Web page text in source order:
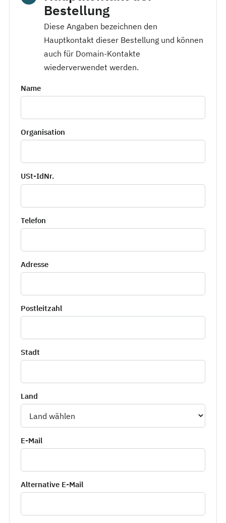
Bestellung
Diese Angaben bezeichnen den
Hauptkontakt dieser Bestellung und können
auch für Domain-Kontakte
wiederverwendet werden.
Name
Organisation
USt-IdNr.
Telefon
Adresse
Postleitzahl
Stadt
Land
E-Mail
Alternative E-Mail